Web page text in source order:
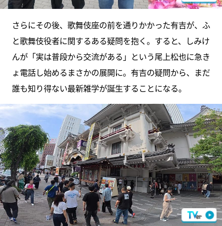
さらにその後、歌舞伎座の前を通りかかった有吉が、ふ
と歌舞伎役者に関するある疑問を抱く。すると、しみけ
んが「実は普段から交流がある」という尾上松也に急き
ょ電話し始めるまさかの展開に。有吉の疑問から、まだ
誰も知り得ない最新雑学が誕生することになる。